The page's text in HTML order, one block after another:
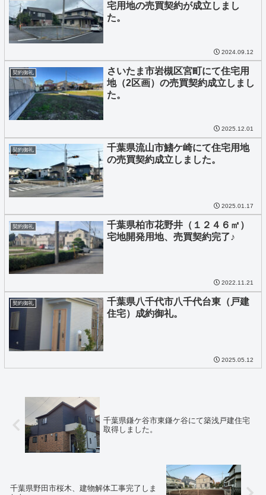
宅用地の売買契約が成立しまし
た。
2024.09.12
契約御礼
さいたま市岩槻区宮町にて住宅用
地（2区画）の売買契約成立しまし
た。
2025.12.01
契約御礼
千葉県流山市鰭ケ崎にて住宅用地
の売買契約成立しました。
2025.01.17
契約御礼
千葉県柏市花野井（１２４６㎡）
宅地開発用地、売買契約完了♪
2022.11.21
契約御礼
千葉県八千代市八千代台東（戸建
住宅）成約御礼。
2025.05.12
千葉県鎌ケ谷市東鎌ケ谷にて築浅戸建住宅
取得しました。
千葉県野田市桜木、建物解体工事完了しま